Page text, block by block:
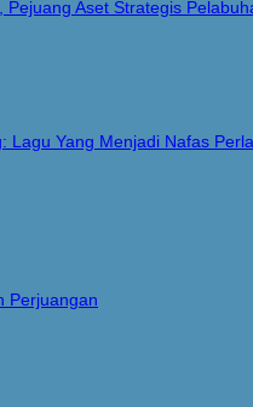
Aset Strategis
Lagu Yang Menjadi Nafas
Perjuangan